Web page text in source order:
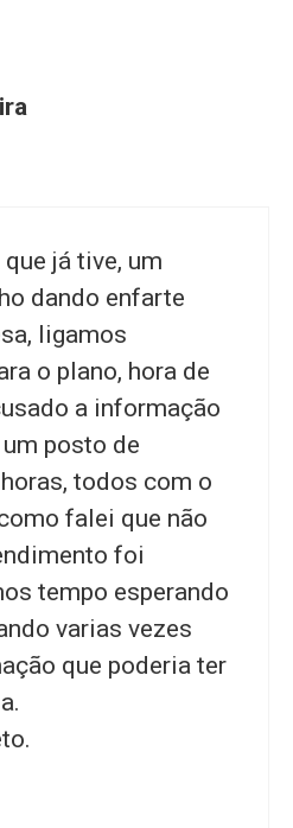
já tive, um
dando enfarte
ligamos
o plano, hora de
a informação
posto de
todos com o
falei que não
foi
tempo esperando
varias vezes
que poderia ter